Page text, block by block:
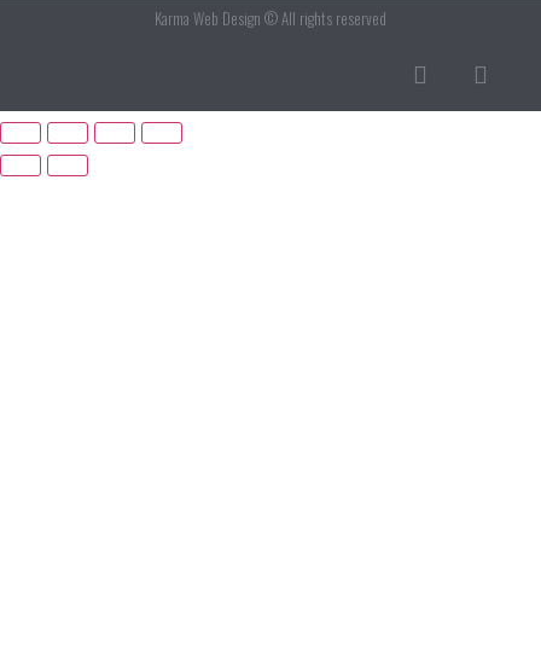
Karma Web Design © All rights reserved